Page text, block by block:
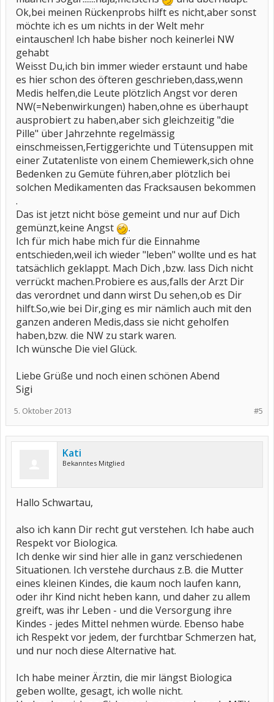
Ok,bei meinen Rückenprobs hilft es nicht,aber sonst
möchte ich es um nichts in der Welt mehr
eintauschen! Ich habe bisher noch keinerlei NW
gehabt
Weisst Du,ich bin immer wieder erstaunt und habe
es hier schon des öfteren geschrieben,dass,wenn
Medis helfen,die Leute plötzlich Angst vor deren
NW(=Nebenwirkungen) haben,ohne es überhaupt
ausprobiert zu haben,aber sich gleichzeitig "die
Pille" über Jahrzehnte regelmässig
einschmeissen,Fertiggerichte und Tütensuppen mit
einer Zutatenliste von einem Chemiewerk,sich ohne
Bedenken zu Gemüte führen,aber plötzlich bei
solchen Medikamenten das Fracksausen bekommen
.
Das ist jetzt nicht böse gemeint und nur auf Dich
gemünzt,keine Angst
.
Ich für mich habe mich für die Einnahme
entschieden,weil ich wieder "leben" wollte und es hat
tatsächlich geklappt. Mach Dich ,bzw. lass Dich nicht
verrückt machen.Probiere es aus,falls der Arzt Dir
das verordnet und dann wirst Du sehen,ob es Dir
hilft.So,wie bei Dir,ging es mir nämlich auch mit den
ganzen anderen Medis,dass sie nicht geholfen
haben,bzw. die NW zu stark waren.
Ich wünsche Die viel Glück.
Liebe Grüße und noch einen schönen Abend
Sigi
#5
5. Oktober 2013
Kati
Bekanntes Mitglied
Hallo Schwartau,
also ich kann Dir recht gut verstehen. Ich habe auch
Respekt vor Biologica.
Ich denke wir sind hier alle in ganz verschiedenen
Situationen. Ich verstehe durchaus z.B. die Mutter
eines kleinen Kindes, die kaum noch laufen kann,
oder ihr Kind nicht heben kann, und daher zu allem
greift, was ihr Leben - und die Versorgung ihre
Kindes - jedes Mittel nehmen würde. Ebenso habe
ich Respekt vor jedem, der furchtbar Schmerzen hat,
und nur noch diese Alternative hat.
Ich habe meiner Ärztin, die mir längst Biologica
geben wollte, gesagt, ich wolle nicht.